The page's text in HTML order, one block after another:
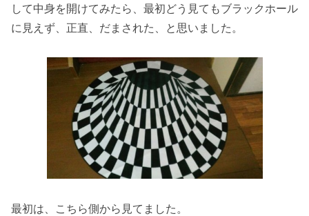
して中身を開けてみたら、最初どう見てもブラックホール
に見えず、正直、だまされた、と思いました。
最初は、こちら側から見てました。